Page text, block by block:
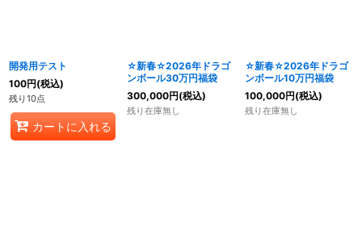
絞り込む
開発用テスト
100円(税込)
残り10点
カートに入れる
☆新春☆2026年ドラゴ
ンボール30万円福袋
300,000円(税込)
残り在庫無し
☆新春☆2026年ドラゴ
ンボール10万円福袋
100,000円(税込)
残り在庫無し